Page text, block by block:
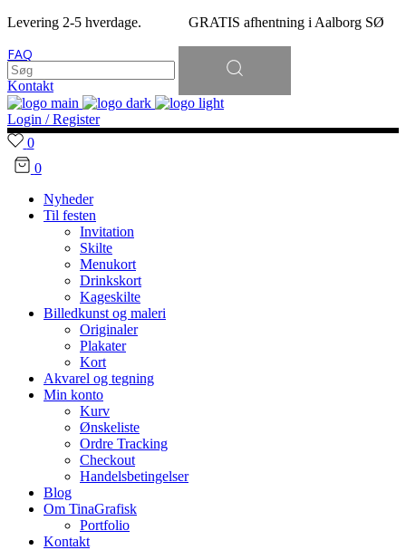
Levering 2-5 hverdage. GRATIS afhentning i Aalborg SØ
FAQ
Kontakt
Søg
efter:
Login / Register
0
0
Nyheder
Til festen
Invitation
Skilte
Menukort
Drinkskort
Kageskilte
Billedkunst og maleri
Originaler
Plakater
Kort
Akvarel og tegning
Min konto
Kurv
Ønskeliste
Ordre Tracking
Checkout
Handelsbetingelser
Blog
Om TinaGrafisk
Portfolio
Kontakt